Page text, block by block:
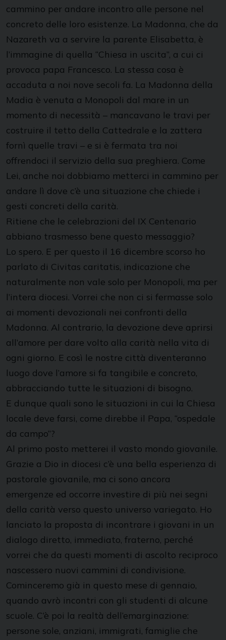
cammino per andare incontro alle persone nel
concreto delle loro esistenze. La Madonna, che da
Nazareth va a servire la parente Elisabetta, è
l’immagine di quella “Chiesa in uscita”, a cui ci
provoca papa Francesco. La stessa cosa è
accaduta a noi nove secoli fa. La Madonna della
Madia è venuta a Monopoli dal mare in un
momento di necessità – mancavano le travi per
costruire il tetto della Cattedrale e la zattera
fornì quelle travi – e si è fermata tra noi
offrendoci il servizio della sua preghiera. Come
Lei, anche noi dobbiamo metterci in cammino per
andare lì dove c’è una situazione che chiede i
gesti concreti della carità.
Ritiene che le celebrazioni del IX Centenario
abbiano trasmesso bene questo messaggio?
Lo spero. E per questo il 16 dicembre scorso ho
parlato di Civitas caritatis, indicazione che
naturalmente non vale solo per Monopoli, ma per
l’intera diocesi. Vorrei che non ci si fermasse solo
ai momenti devozionali nei confronti della
Madonna. Al contrario, la devozione deve aprirsi
all’amore per dare volto alla carità nella vita di
ogni giorno. E così le nostre città diventeranno
luogo dove l’amore si fa tangibile e concreto,
abbracciando tutte le situazioni di bisogno.
E dunque quali sono le situazioni in cui la Chiesa
locale deve farsi, come direbbe il Papa, “ospedale
da campo”?
Al primo posto metterei il vasto mondo giovanile.
Grazie a Dio in diocesi c’è una bella esperienza di
pastorale giovanile, ma ci sono ancora
emergenze ed occorre investire di più nei segni
della carità verso questo universo variegato. Ho
lanciato la proposta di incontrare i giovani in un
dialogo diretto, immediato, fraterno, perché
vorrei che da questi momenti di ascolto reciproco
nascessero nuovi cammini di condivisione.
Cominceremo già in questo mese di gennaio,
quando avrò incontri con gli studenti di alcune
scuole. C’è poi la realtà dell’emarginazione:
persone sole, anziani, immigrati, famiglie che